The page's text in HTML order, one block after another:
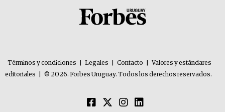
Términos y condiciones Legales Contacto
Valores y estándares
editoriales
© 2026. Forbes Uruguay. Todos los derechos reservados.